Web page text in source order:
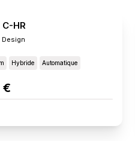
HR
Design
Hybride Automatique
€